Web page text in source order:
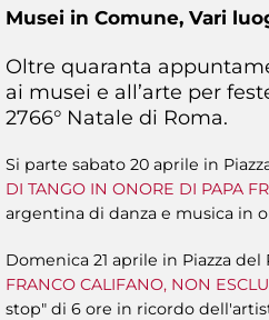
Musei in Comune, Vari
Oltre quaranta
ai musei e all’arte per
2766° Natale di Roma.
Si parte sabato 20 aprile in
DI TANGO IN ONORE DI PAPA
argentina di danza e musica in
Domenica 21 aprile in Piazza
FRANCO CALIFANO, NON
stop" di 6 ore in ricordo